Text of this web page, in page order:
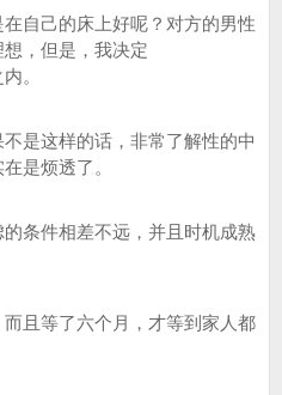
自己的床上好呢？对方的男性
，但是，我决定
。
是这样的话，非常了解性的中
是烦透了。
条件相差不远，并且时机成熟
且等了六个月，才等到家人都